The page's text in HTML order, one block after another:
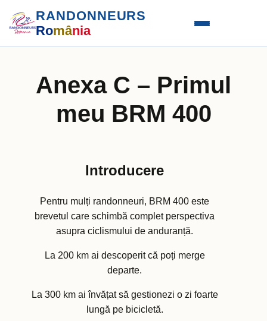
RANDONNEURS
România
Anexa C – Primul
meu BRM 400
Introducere
Pentru mulți randonneuri, BRM 400 este
brevetul care schimbă complet perspectiva
asupra ciclismului de anduranță.
La 200 km ai descoperit că poți merge
departe.
La 300 km ai învățat să gestionezi o zi foarte
lungă pe bicicletă.